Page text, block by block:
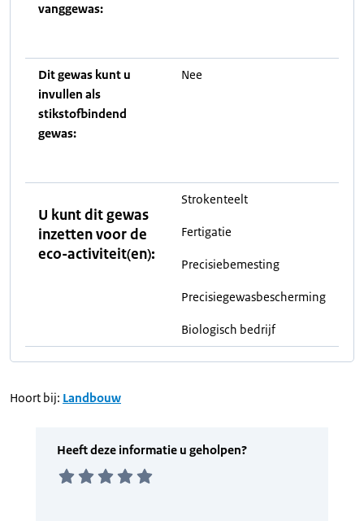
vanggewas:
Dit gewas kunt u
invullen als
stikstofbindend
gewas:
Nee
U kunt dit gewas
inzetten voor de
eco-activiteit(en):
Strokenteelt
Fertigatie
Precisiebemesting
Precisiegewasbescherming
Biologisch bedrijf
Hoort bij: Landbouw